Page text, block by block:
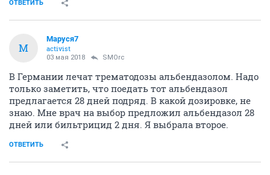
ОТВЕТИТЬ
М
Маруся7
activist
03 мая 2018 SMOrc
В Германии лечат трематодозы альбендазолом. Надо
только заметить, что поедать тот альбендазол
предлагается 28 дней подряд. В какой дозировке, не
знаю. Мне врач на выбор предложил альбендазол 28
дней или бильтрицид 2 дня. Я выбрала второе.
ОТВЕТИТЬ